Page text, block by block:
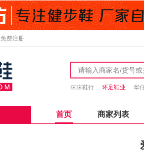
免费注册
沫沫鞋行 环足鞋业 华
首页 商家列表